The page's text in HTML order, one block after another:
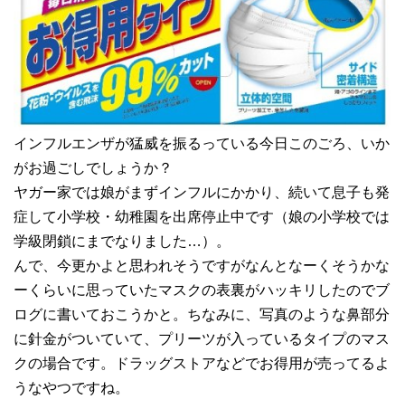
インフルエンザが猛威を振るっている今日このごろ、いか
がお過ごしでしょうか？
ヤガー家では娘がまずインフルにかかり、続いて息子も発
症して小学校・幼稚園を出席停止中です（娘の小学校では
学級閉鎖にまでなりました…）。
んで、今更かよと思われそうですがなんとなーくそうかな
ーくらいに思っていたマスクの表裏がハッキリしたのでブ
ログに書いておこうかと。ちなみに、写真のような鼻部分
に針金がついていて、プリーツが入っているタイプのマス
クの場合です。ドラッグストアなどでお得用が売ってるよ
うなやつですね。